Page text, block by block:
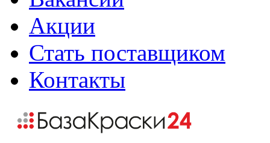
Акции
Стать поставщиком
Контакты